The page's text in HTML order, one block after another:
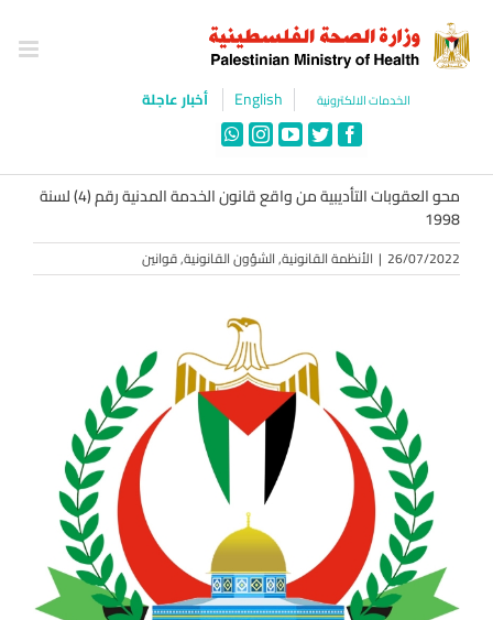
content
الخدمات الالكترونية English أخبار عاجلة
Facebook
Twitter
YouTube
Instagram
WhatsApp
محو العقوبات التأديبية من واقع قانون الخدمة المدنية رقم (4) لسنة
1998
26/07/2022
| الأنظمة القانونية,الشؤون القانونية,قوانين